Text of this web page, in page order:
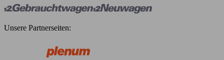
Unsere Partnerseiten: